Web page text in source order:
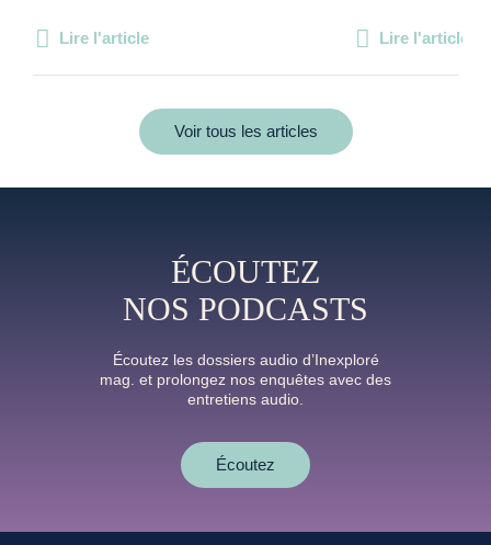
Lire l'article Lire l'article
Voir tous les articles
ÉCOUTEZ
NOS PODCASTS
Écoutez les dossiers audio d’Inexploré
mag. et prolongez nos enquêtes avec des
entretiens audio.
Écoutez